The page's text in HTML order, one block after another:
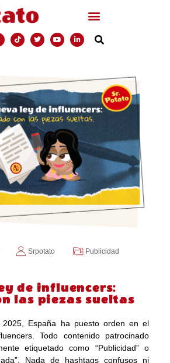
Srpotato
Publicidad
de influencers:
las piezas sueltas
2025, España ha puesto orden en el
Todo contenido patrocinado
etiquetado como “Publicidad” o
Nada de hashtags confusos ni